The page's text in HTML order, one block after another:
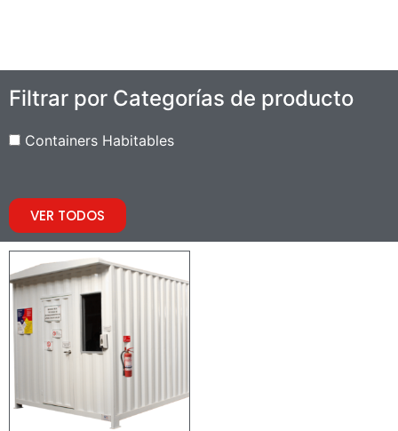
Filtrar por Categorías de producto
Containers Habitables
VER TODOS